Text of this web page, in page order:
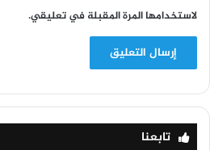
لاستخدامها المرة المقبلة في تعليقي.
تابعنا